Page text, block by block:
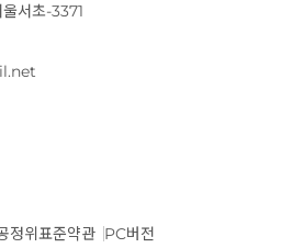
서초-3371
정위표준약관 PC버전